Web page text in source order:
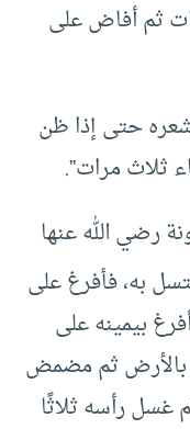
ثم أفاض على
حتى إذا ظن
ثلاث مرات”.
رضي الله عنها
به، فأفرغ على
بيمينه على
بالأرض ثم مضمض
رأسه ثلاثًا